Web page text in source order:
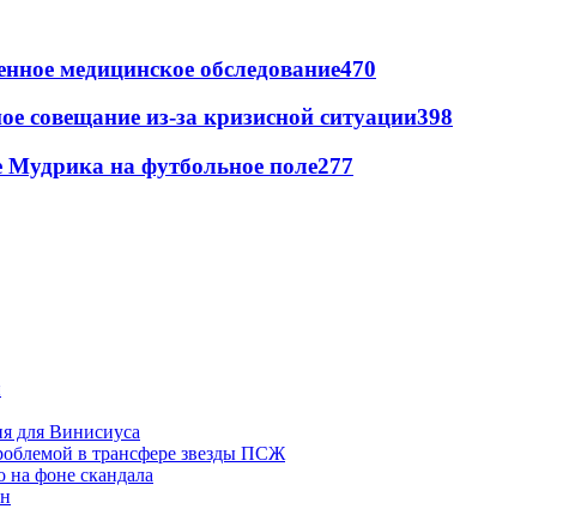
медицинское обследование470
совещание из-за кризисной ситуации398
Мудрика на футбольное поле277
для Винисиуса
в трансфере звезды ПСЖ
фоне скандала